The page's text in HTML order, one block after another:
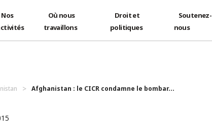
Nos
Où nous
travaillons
Droit et
politiques
Soutenez-
nous
Afghanistan : le CICR condamne le bombar...